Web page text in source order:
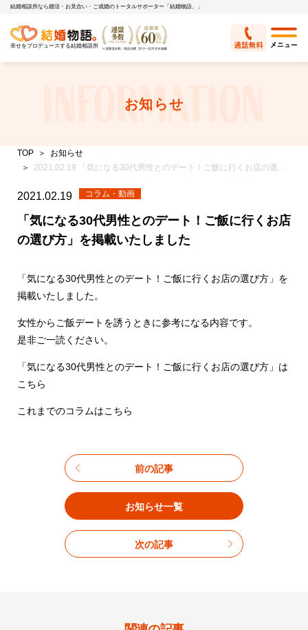
結婚相談所なら婚活・お見合い・ご成婚のトータルサポーター「結婚物語。」
幸せをプロデュースする結婚相談所
お知らせ
TOP
お知らせ
2021.02.19 「気になる30代男性とのデート！ご飯に行くお店の選び方」を掲載いたしました
2021.02.19
「気になる30代男性とのデート！ご飯に行くお店
の選び方」を掲載いたしました
コラム・動画
「気になる30代男性とのデート！ご飯に行くお店の選び方」を
掲載いたしました。
女性からご飯デートを誘うときに参考になる内容です。
是非ご一読ください。
「気になる30代男性とのデート！ご飯に行くお店の選び方」は
こちら
これまでのコラムはこちら
前の記事
お知らせ一覧
次の記事